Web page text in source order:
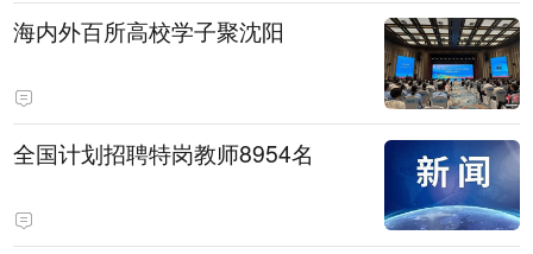
海内外百所高校学子聚沈阳
全国计划招聘特岗教师8954名